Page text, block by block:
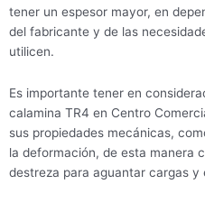
tener un espesor mayor, en
del fabricante y de las
utilicen.
Es importante tener en
calamina TR4 en Centro
sus propiedades mecánicas,
la deformación, de esta manera
destreza para aguantar cargas y